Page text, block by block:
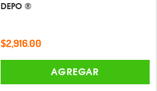
DEPO ®
$2,916.00
AGREGAR